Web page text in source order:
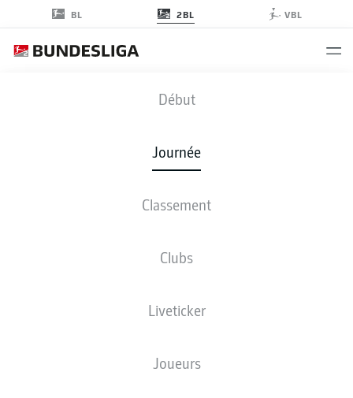
BL 2BL VBL
Début
Journée
Classement
Clubs
Liveticker
Joueurs
FCM - FCH
COMPOSITIONS STATISTIQUES
ven., 15.01.2027 - dim., 17.01.2027